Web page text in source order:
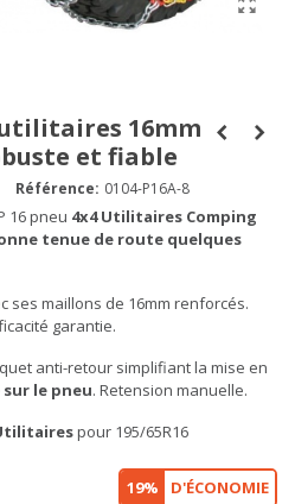
16mm
et fiable
Référence: 0104-P16A-8
16 pneu 4x4 Utilitaires Comping
tenue de route quelques
ses maillons de 16mm renforcés.
garantie.
anti-retour simplifiant la mise en
le pneu. Retension manuelle.
pour 195/65R16
19% D'ÉCONOMIE